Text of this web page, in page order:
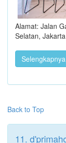
Alamat: Jalan
Selatan, Jakarta
Selengkapnya
Back to Top
11.